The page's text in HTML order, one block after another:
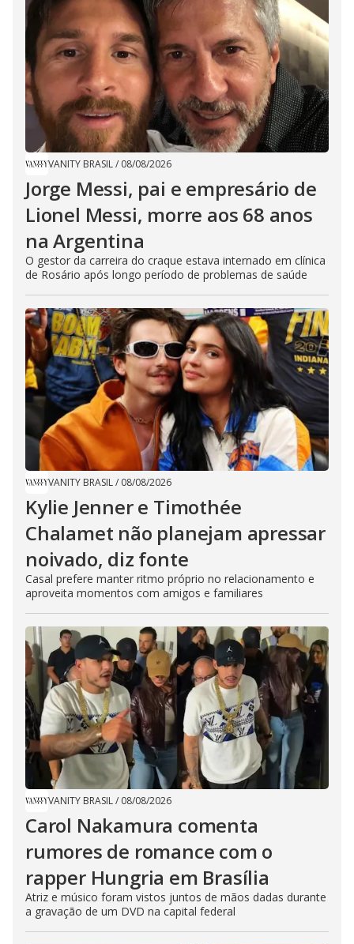
VANITY BRASIL/ 08/08/2026
Jorge Messi, pai e empresário de
Lionel Messi, morre aos 68 anos
na Argentina
O gestor da carreira do craque estava internado em clínica
de Rosário após longo período de problemas de saúde
VANITY BRASIL/ 08/08/2026
Kylie Jenner e Timothée
Chalamet não planejam apressar
noivado, diz fonte
Casal prefere manter ritmo próprio no relacionamento e
aproveita momentos com amigos e familiares
VANITY BRASIL/ 08/08/2026
Carol Nakamura comenta
rumores de romance com o
rapper Hungria em Brasília
Atriz e músico foram vistos juntos de mãos dadas durante
a gravação de um DVD na capital federal